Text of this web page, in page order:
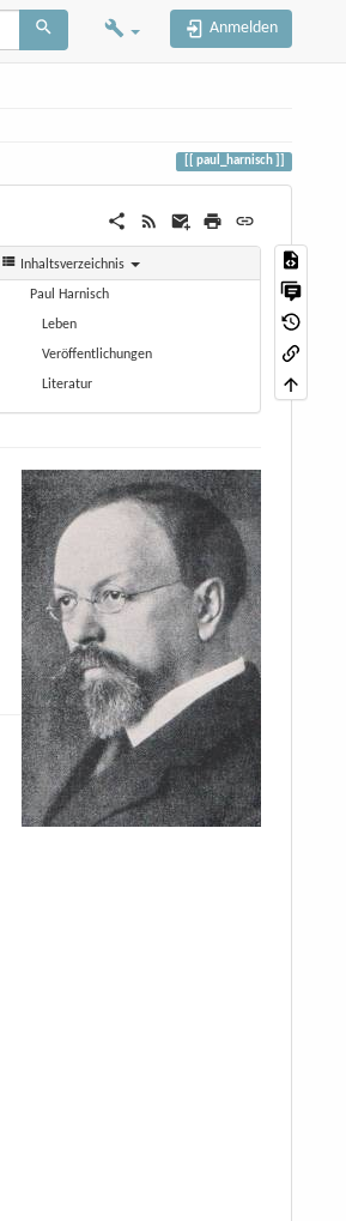
Anmelden
paul_harnisch
Inhaltsverzeichnis
Paul Harnisch
Leben
Veröffentlichungen
Literatur